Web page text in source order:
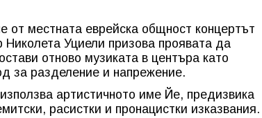
местната еврейска общност концертът
Уциели призова проявата да
отново музиката в центъра като
за разделение и напрежение.
артистичното име Йе, предизвика
расистки и пронацистки изказвания.